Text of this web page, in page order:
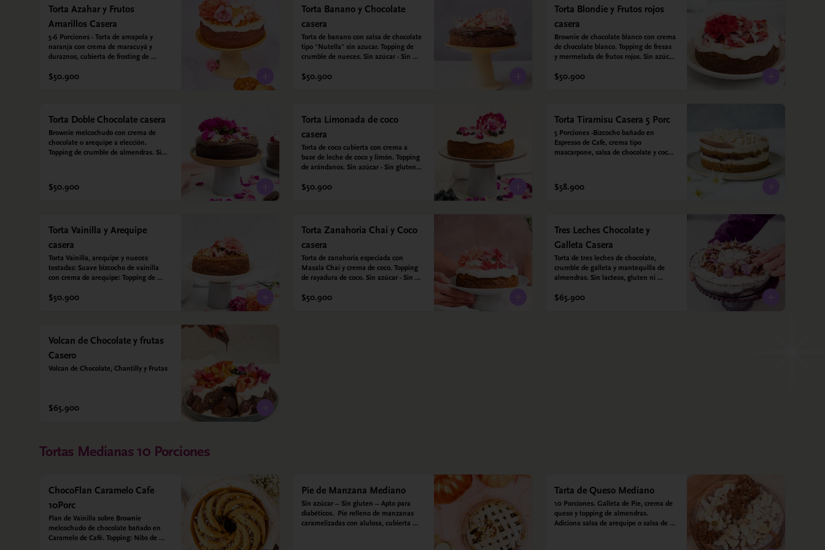
vainilla.  Crema: Chantilly vegetal
*contiene un derivado de proteína
láctea conocido como caseína. Topping:
Fresas y Arándanos.
Torta Azahar y Frutos
Amarillos Casera
5-6 Porciones - Torta de amapola y
naranja con crema de maracuyá y
duraznos, cubierta de frosting de
Apto para diabeticos
$50.900
Torta Banano y Chocolate
casera
Torta de banano con salsa de chocolate
tipo "Nutella" sin azucar. Topping de
crumble de nueces. Sin azúcar - Sin
arroz y almendras. Endulzada con
$50.900
Torta Blondie y Frutos rojos
casera
Brownie de chocolate blanco con crema
de chocolate blanco. Topping de fresas
y mermelada de frutos rojos. Sin azúcar
Hecha con harina quinoa, arroz y coco.
$50.900
Torta Doble Chocolate casera
Brownie melcochudo con crema de
chocolate o arequipe a elección.
Topping de crumble de almendras. Sin
arroz y almendras. Endulzada con
estevia.
$50.900
Torta Limonada de coco
casera
Torta de coco cubierta con crema a
base de leche de coco y limón. Topping
de arándanos. Sin azúcar - Sin gluten -
harina quinoa, arroz y coco. Endulzada
$50.900
Torta Tiramisu Casera 5 Porc
5 Porciones -Bizcocho bañado en
Espresso de Cafe, crema tipo
mascarpone, salsa de chocolate y cocoa
$58.900
Torta Vainilla y Arequipe
casera
Torta Vainilla, arequipe y nueces
tostadas: Suave bizcocho de vainilla
con crema de arequipe: Topping de
gluten - Apta para diabéticos. Hechos
$50.900
Torta Zanahoria Chai y Coco
casera
Torta de zanahoria especiada con
Masala Chai y crema de coco. Topping
de rayadura de coco. Sin azúcar - Sin
con harina quinoa, arroz y almendras.
$50.900
Tres Leches Chocolate y
Galleta Casera
Torta de tres leches de chocolate,
crumble de galleta y mantequilla de
almendras. Sin lacteos, gluten ni
$65.900
Volcan de Chocolate y frutas
Casero
Volcan de Chocolate, Chantilly y Frutas
$65.900
Tortas Medianas 10 Porciones
ChocoFlan Caramelo Cafe
10Porc
Flan de Vainilla sobre Brownie
melcochudo de chocolate bañado en
Caramelo de Café. Topping: Nibs de
Pie de Manzana Mediano
Sin azúcar – Sin gluten – Apto para
diabéticos.  Pie relleno de manzanas
caramelizadas con alulosa, cubierta
Tarta de Queso Mediano
10 Porciones. Galleta de Pie, crema de
queso y topping de almendras.
Adiciona salsa de arequipe o salsa de